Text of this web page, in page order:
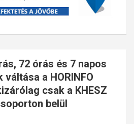
72 órás és 7 napos
a HORINFO
csak a KHESZ
belül